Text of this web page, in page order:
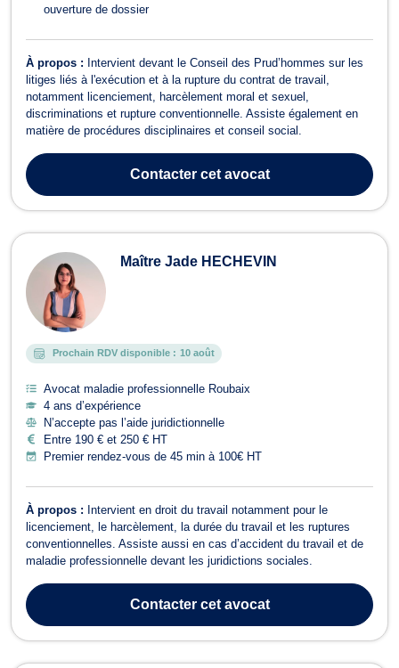
ouverture de dossier
À propos : Intervient devant le Conseil des Prud’hommes sur les
litiges liés à l'exécution et à la rupture du contrat de travail,
notamment licenciement, harcèlement moral et sexuel,
discriminations et rupture conventionnelle. Assiste également en
matière de procédures disciplinaires et conseil social.
Contactercet avocat
Maître Jade HECHEVIN
Prochain RDV disponible : 10 août
Avocat maladie professionnelle Roubaix
4 ans d’expérience
N’accepte pas l’aide juridictionnelle
Entre 190 € et 250 € HT
Premier rendez-vous de 45 min à 100€ HT
À propos : Intervient en droit du travail notamment pour le
licenciement, le harcèlement, la durée du travail et les ruptures
conventionnelles. Assiste aussi en cas d’accident du travail et de
maladie professionnelle devant les juridictions sociales.
Contactercet avocat